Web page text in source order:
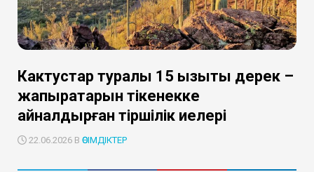
Кактустар туралы 15 қызықты дерек –
жапырақтарын тікенекке
айналдырған тіршілік иелері
22.06.2026 В ӨСІМДІКТЕР